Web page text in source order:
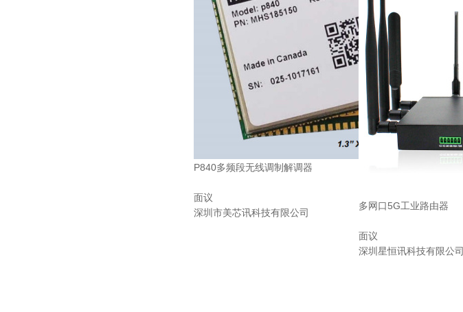
P840多频段无线调制解调器
面议
深圳市美芯讯科技有限公司
多网口5G工业路由器
面议
深圳星恒讯科技有限公司